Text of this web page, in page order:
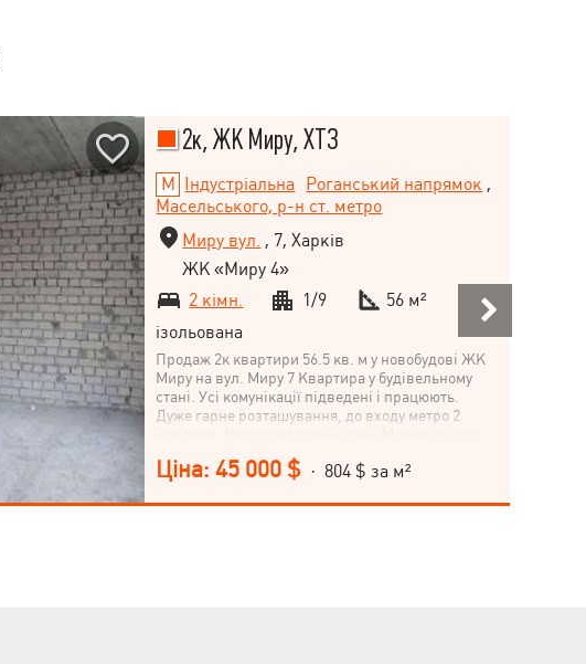
2к, ЖК Миру, ХТЗ
Індустріальна Роганський напрямок ,
Масельського, р-н ст. метро
Миру вул. , 7, Харків
ЖК «Миру 4»
2 кімн.
1/9
56 м²
ізольована
Продаж 2к квартири 56.5 кв. м у новобудові ЖК
Миру на вул. Миру 7 Квартира у будівельному
стані. Усі комунікації підведені і працюють.
Дуже гарне розташування, до входу метро 2
інфраструктурою. Продаж з переуступки.
Ціна: 45 000 $ · 804 $ за м²